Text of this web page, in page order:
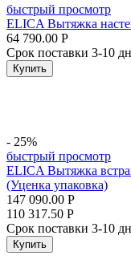
быстрый просмотр
ELICA Вытяжка
64 790.00 Р
Срок поставки 3-10
Купить
- 25%
быстрый просмотр
ELICA Вытяжка
(Уценка упаковка)
147 090.00 Р
110 317.50 Р
Срок поставки 3-10
Купить